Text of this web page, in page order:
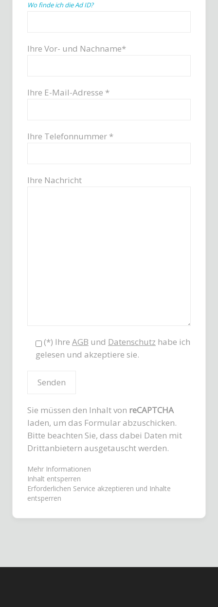
Wo finde ich die Ad ID?
Ihre Vor- und Nachname*
Ihre E-Mail-Adresse *
Ihre Telefonnummer *
Ihre Nachricht
(*) Ihre AGB und Datenschutz habe ich
gelesen und akzeptiere sie.
Sie müssen den Inhalt von reCAPTCHA
laden, um das Formular abzuschicken.
Bitte beachten Sie, dass dabei Daten mit
Drittanbietern ausgetauscht werden.
Mehr Informationen
Inhalt entsperren
Erforderlichen Service akzeptieren und Inhalte
entsperren